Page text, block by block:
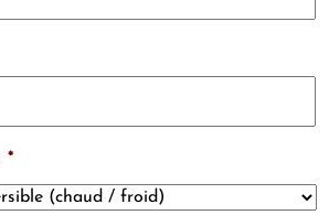
*